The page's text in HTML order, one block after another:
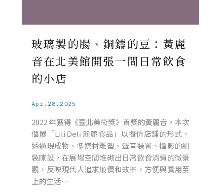
玻璃製的腸、銅鑄的豆：黃麗
音在北美館開張一間日常飲食
的小店
Apr.28.2025
2022 年獲得《臺北美術獎》首獎的黃麗音，本次
個展「Lili Deli 麗麗食品」以擬仿店舖的形式，
透過現成物、多媒材雕塑、聲音裝置、攝影的組
裝陳設，在展場空間堆砌出日常飲食消費的微景
觀，反映現代人追求廉價和效率，方便與實用至
上的生活…